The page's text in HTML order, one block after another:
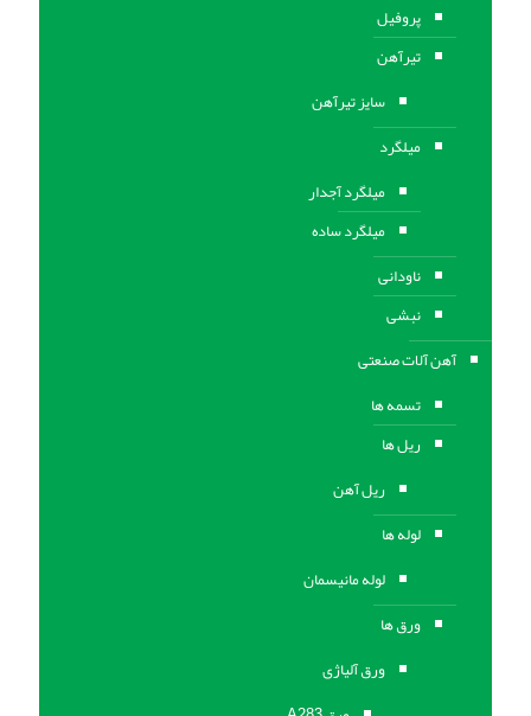
پروفیل
تیرآهن
سایز تیرآهن
میلگرد
میلگرد آجدار
میلگرد ساده
ناودانی
نبشی
آهن آلات صنعتی
تسمه ها
ریل ها
ریل آهن
لوله ها
لوله مانیسمان
ورق ها
ورق آلیاژی